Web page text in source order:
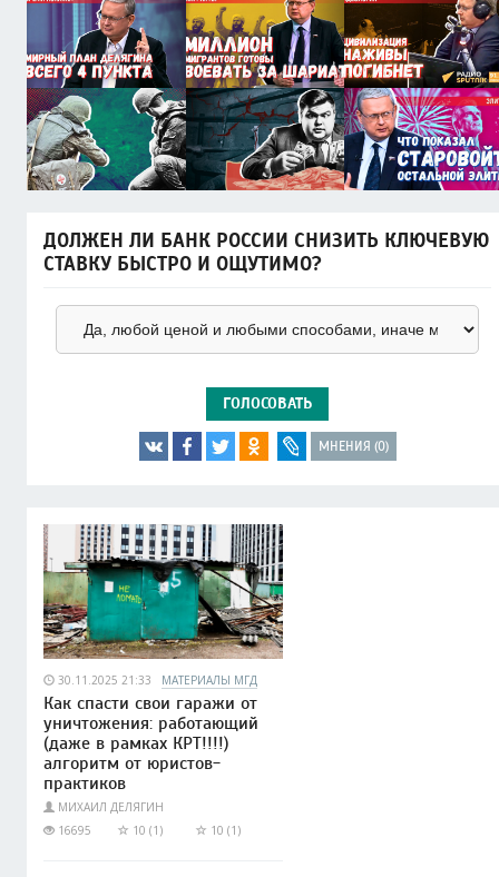
ДОЛЖЕН ЛИ БАНК РОССИИ СНИЗИТЬ КЛЮЧЕВУЮ
СТАВКУ БЫСТРО И ОЩУТИМО?
ГОЛОСОВАТЬ
МНЕНИЯ (0)
30.11.2025 21:33 МАТЕРИАЛЫ МГД
Как спасти свои гаражи от
уничтожения: работающий
(даже в рамках КРТ!!!!)
алгоритм от юристов-
практиков
МИХАИЛ ДЕЛЯГИН
16695
10 (1) 10 (1)